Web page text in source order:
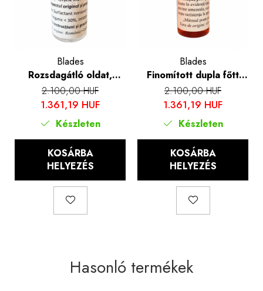
Blades
Rozsdagátló oldat,
Blades®, 50 ml
2.100,00 HUF
1.361,19 HUF
Készleten
KOSÁRBA
HELYEZÉS
Blades
Finomított dupla főtt
lenmagolaj, Blades®, 50
ml
2.100,00 HUF
1.361,19 HUF
Készleten
KOSÁRBA
HELYEZÉS
Hasonló termékek